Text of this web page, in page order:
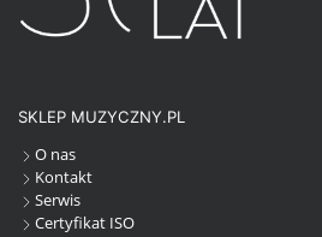
SKLEP MUZYCZNY.PL
O nas
Kontakt
Serwis
Certyfikat ISO